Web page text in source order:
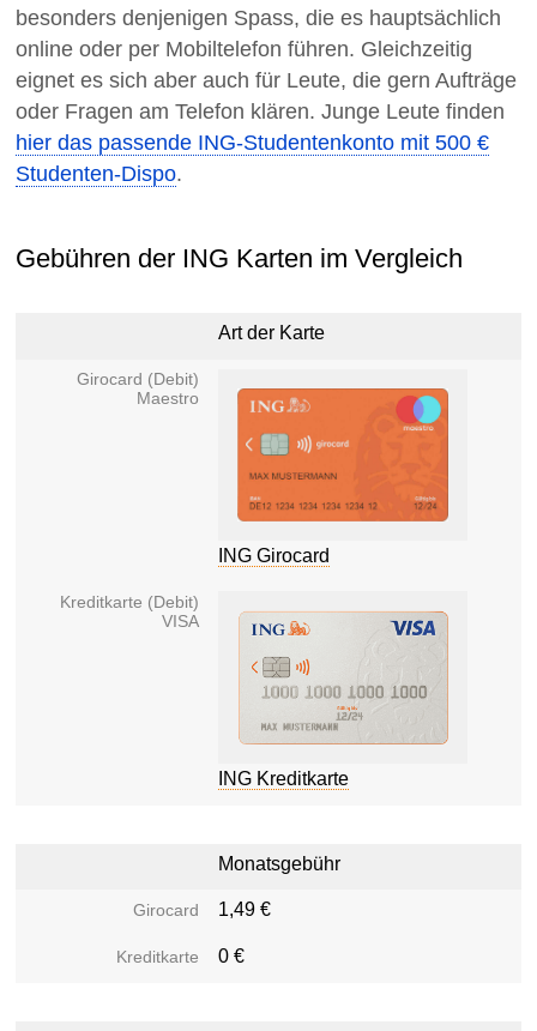
besonders denjenigen Spass, die es hauptsächlich
online oder per Mobiltelefon führen. Gleichzeitig
eignet es sich aber auch für Leute, die gern Aufträge
oder Fragen am Telefon klären. Junge Leute finden
hier das passende ING-Studentenkonto mit 500 €
Studenten-Dispo.
Gebühren der ING Karten im Vergleich
Art der Karte
ING Girocard
ING Kreditkarte
Monatsgebühr
1,49 €
0 €